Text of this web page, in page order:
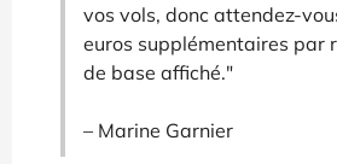
vos vols, donc attendez-
euros supplémentaires par
de base affiché."
– Marine Garnier